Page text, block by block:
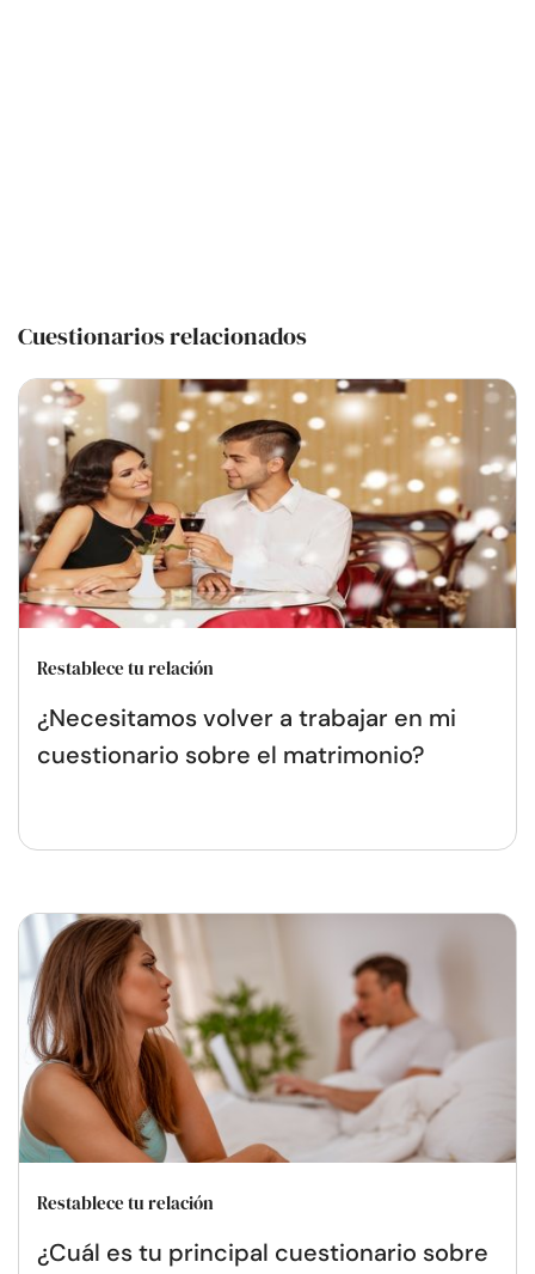
Cuestionarios relacionados
Restablece tu relación
¿Necesitamos volver a trabajar en mi
cuestionario sobre el matrimonio?
Restablece tu relación
¿Cuál es tu principal cuestionario sobre